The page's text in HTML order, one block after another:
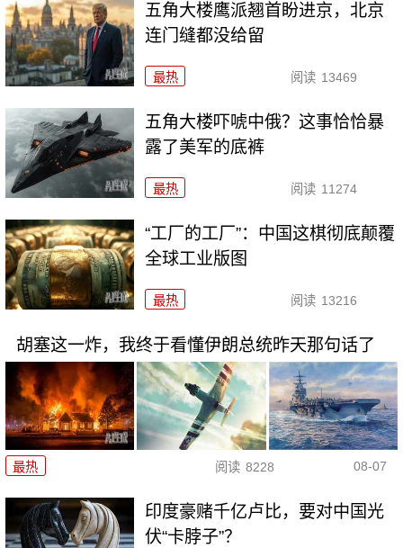
五角大楼鹰派翘首盼进京，北京
连门缝都没给留
最热 阅读 13469
五角大楼吓唬中俄？这事恰恰暴
露了美军的底裤
最热 阅读 11274
“工厂的工厂”：中国这棋彻底颠覆
全球工业版图
最热 阅读 13216
胡塞这一炸，我终于看懂伊朗总统昨天那句话了
最热 阅读 8228 08-07
印度豪赌千亿卢比，要对中国光
伏“卡脖子”？